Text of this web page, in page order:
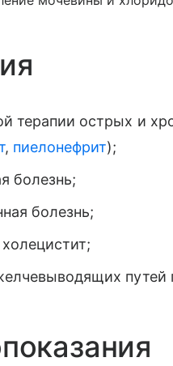
терапии острых и
, пиелонефрит);
болезнь;
болезнь;
путей